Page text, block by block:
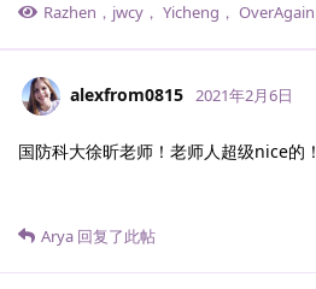
Razhen ， jwcy ， Yicheng ， OverAgain
alexfrom0815 2021年2月6日
国防科大徐昕老师！老师人超级nice的！
Arya 回复了此帖